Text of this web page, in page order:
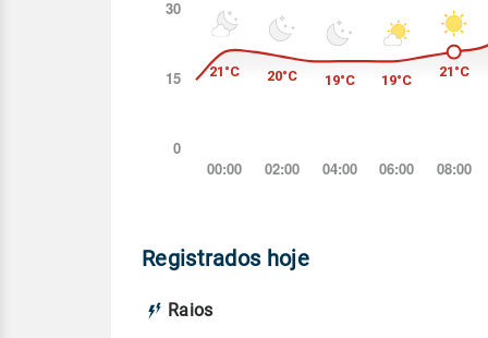
Registrados hoje
Raios